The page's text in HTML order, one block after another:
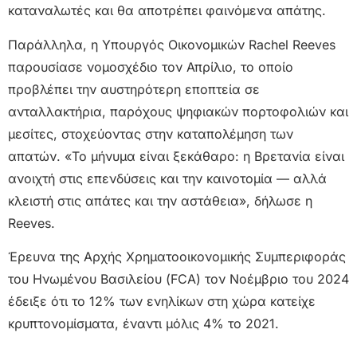
καταναλωτές και θα αποτρέπει φαινόμενα απάτης.
Παράλληλα, η Υπουργός Οικονομικών Rachel Reeves
παρουσίασε νομοσχέδιο τον Απρίλιο, το οποίο
προβλέπει την αυστηρότερη εποπτεία σε
ανταλλακτήρια, παρόχους ψηφιακών πορτοφολιών και
μεσίτες, στοχεύοντας στην καταπολέμηση των
απατών. «Το μήνυμα είναι ξεκάθαρο: η Βρετανία είναι
ανοιχτή στις επενδύσεις και την καινοτομία — αλλά
κλειστή στις απάτες και την αστάθεια», δήλωσε η
Reeves.
Έρευνα της Αρχής Χρηματοοικονομικής Συμπεριφοράς
του Ηνωμένου Βασιλείου (FCA) τον Νοέμβριο του 2024
έδειξε ότι το 12% των ενηλίκων στη χώρα κατείχε
κρυπτονομίσματα, έναντι μόλις 4% το 2021.